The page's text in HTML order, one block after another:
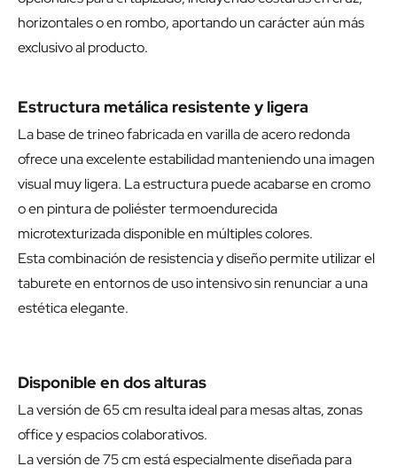
horizontales o en rombo, aportando un carácter aún más
exclusivo al producto.
Estructura metálica resistente y ligera
La base de trineo fabricada en varilla de acero redonda
ofrece una excelente estabilidad manteniendo una imagen
visual muy ligera. La estructura puede acabarse en cromo
o en pintura de poliéster termoendurecida
microtexturizada disponible en múltiples colores.
Esta combinación de resistencia y diseño permite utilizar el
taburete en entornos de uso intensivo sin renunciar a una
estética elegante.
Disponible en dos alturas
La versión de 65 cm resulta ideal para mesas altas, zonas
office y espacios colaborativos.
La versión de 75 cm está especialmente diseñada para